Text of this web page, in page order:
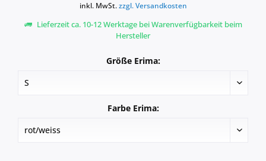
inkl. MwSt.zzgl. Versandkosten
Lieferzeit ca. 10-12 Werktage bei Warenverfügbarkeit beim
Hersteller
Größe Erima:
Farbe Erima: